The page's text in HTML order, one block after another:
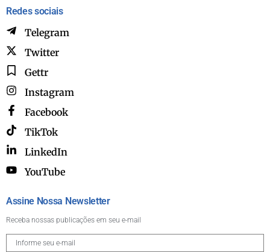
Redes sociais
Telegram
Twitter
Gettr
Instagram
Facebook
TikTok
LinkedIn
YouTube
Assine Nossa Newsletter
Receba nossas publicações em seu e-mail